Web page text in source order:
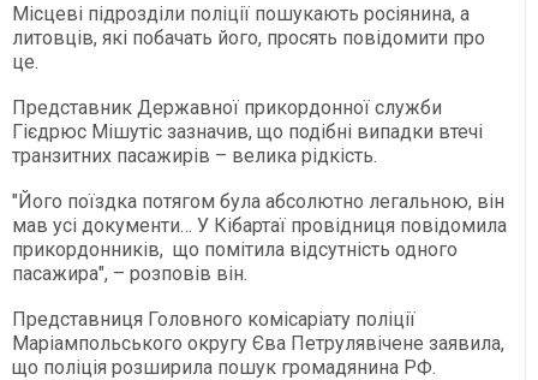
Місцеві підрозділи поліції пошукають росіянина, а
литовців, які побачать його, просять повідомити про
це.
Представник Державної прикордонної служби
Гієдрюс Мішутіс зазначив, що подібні випадки втечі
транзитних пасажирів – велика рідкість.
"Його поїздка потягом була абсолютно легальною, він
мав усі документи… У Кібартаї провідниця повідомила
прикордонників, що помітила відсутність одного
пасажира", – розповів він.
Представниця Головного комісаріату поліції
Маріампольського округу Єва Петрулявічене заявила,
що поліція розширила пошук громадянина РФ.